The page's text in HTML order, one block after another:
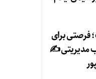
فرصتی برای
مدیریتی ✍